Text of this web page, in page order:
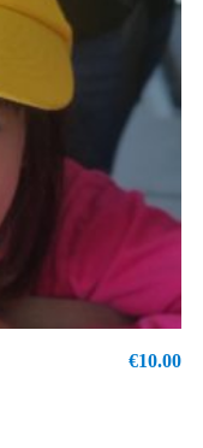
€10.00